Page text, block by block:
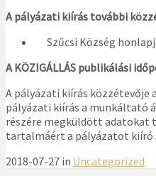
A pályázati kiírás további
Szűcsi Község
A KÖZIGÁLLÁS publikálási
A pályázati kiírás közzétevője
pályázati kiírás a munkáltató
részére megküldött adatokat
tartalmáért a pályázatot kiíró
2018-07-27 in Uncategorized